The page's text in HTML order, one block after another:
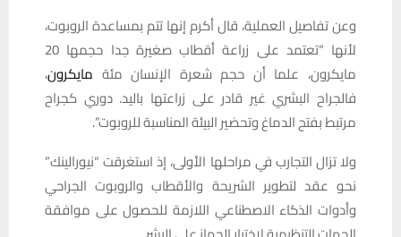
وعن تفاصيل العملية، قال أكرم إنها تتم بمساعدة الروبوت،
لأنها “تعتمد على زراعة أقطاب صغيرة جدا حجمها 20
مايكرون، علما أن حجم شعرة الإنسان مئة مايكرون،
فالجراح البشري غير قادر على زراعتها باليد. دوري كجراح
مرتبط بفتح الدماغ وتحضير البيئة المناسبة للروبوت”.
ولا تزال التجارب في مراحلها الأولى، إذ استغرقت “نيورالينك”
نحو عقد لتطوير الشريحة والأقطاب والروبوت الجراحي
وأدوات الذكاء الاصطناعي اللازمة للحصول على موافقة